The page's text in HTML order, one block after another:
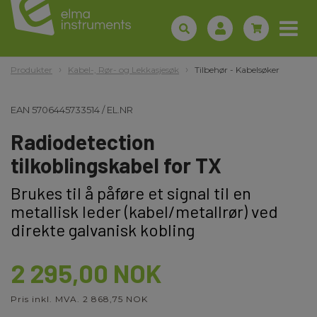
Produkter Kabel-, Rør- og Lekkasjesøk Tilbehør - Kabelsøker
EAN 5706445733514/EL.NR
Radiodetection
tilkoblingskabel for TX
Brukes til å påføre et signal til en
metallisk leder (kabel/metallrør) ved
direkte galvanisk kobling
2 295,00 NOK
Pris inkl. MVA. 2 868,75 NOK